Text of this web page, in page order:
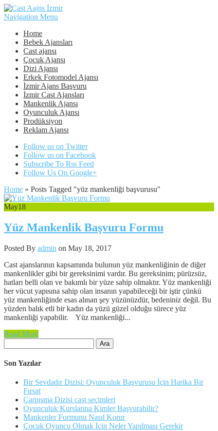
Navigation Menu
Home
Bebek Ajansları
Cast ajansı
Çocuk Ajansı
Dizi Ajansı
Erkek Fotomodel Ajansı
İzmir Ajans Başvuru
İzmir Cast Ajansları
Mankenlik Ajansı
Oyunculuk Ajansı
Prodüksiyon
Reklam Ajansı
Follow us on Twitter
Follow us on Facebook
Subscribe To Rss Feed
Follow Us On Google+
Home » Posts Tagged "yüz mankenliği başvurusu"
May18
Yüz Mankenlik Başvuru Formu
Posted By admin on May 18, 2017
Cast ajanslarının kapsamında bulunun yüz mankenliğinin de diğer
mankenlikler gibi bir gereksinimi vardır. Bu gereksinim; pürüzsüz,
hatları belli olan ve bakımlı bir yüze sahip olmaktır. Yüz mankenliği
her vücut yapısına sahip olan insanın yapabileceği bir iştir çünkü
yüz mankenliğinde esas alınan şey yüzünüzdür, bedeniniz değil. Bu
yüzden balık etli bir kadın da yüzü güzel olduğu sürece yüz
mankenliği yapabilir. Yüz mankenliği...
Read More
Son Yazılar
Bir Sevdadır Dizisi: Oyunculuk Başvurusu İçin Harika Bir
Fırsat
Çarpışma Dizisi cast seçimleri
Oyunculuk Kurslarına Kimler Başvurabilir?
Mankenler Formunu Nasıl Korur
Çocuk Oyuncu Olmak İçin Neler Yapılması Gerekir